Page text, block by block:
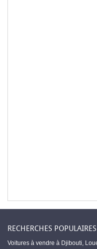
RECHERCHES
Voitures à vendre à Djibouti,